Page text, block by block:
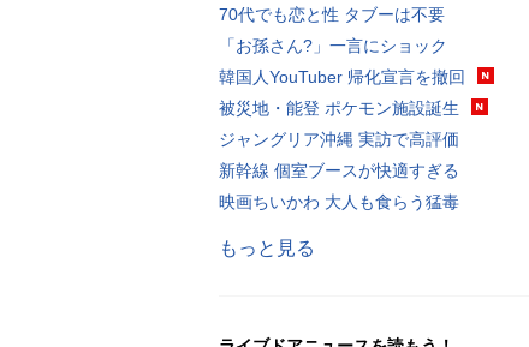
70代でも恋と性 タブーは不要
「お孫さん?」一言にショック
韓国人YouTuber 帰化宣言を撤回
被災地・能登 ポケモン施設誕生
ジャングリア沖縄 実訪で高評価
新幹線 個室ブースが快適すぎる
映画ちいかわ 大人も食らう猛毒
もっと見る